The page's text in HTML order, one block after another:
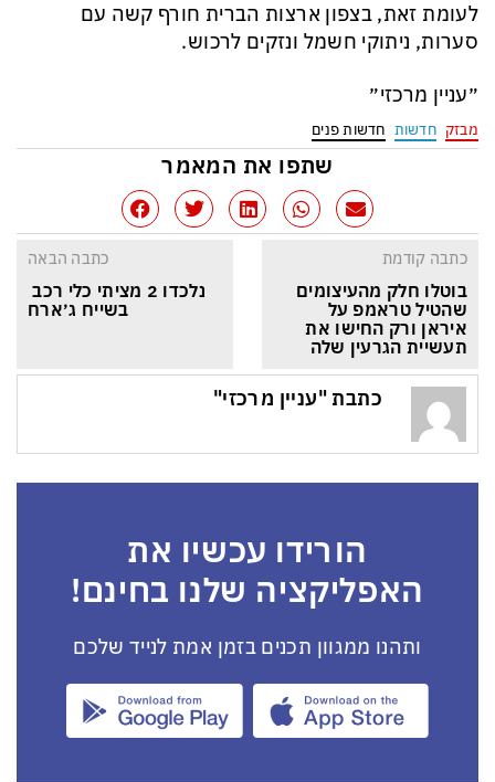
לעומת זאת, בצפון ארצות הברית חורף קשה עם
סערות, ניתוקי חשמל ונזקים לרכוש.
״עניין מרכזי״
מבזק חדשות חדשות פנים
שתפו את המאמר
כתבה קודמת
בוטלו חלק מהעיצומים
שהטיל טראמפ על
איראן ורק החישו את
תעשיית הגרעין שלה
כתבה הבאה
נלכדו 2 מציתי כלי רכב
בשייח ג׳ארח
כתבת "עניין מרכזי"
הורידו עכשיו את
האפליקציה שלנו בחינם!
ותהנו ממגוון תכנים בזמן אמת לנייד שלכם